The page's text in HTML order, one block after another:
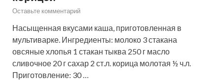
Оставьте комментарий
Насыщенная вкусами каша, приготовленная в
мультиварке. Ингредиенты: молоко 3 стакана
овсяные хлопья 1 стакан тыква 250 г масло
сливочное 20 г сахар 2 ст.л. корица молотая ½ ч.л.
Приготовление: 30 …